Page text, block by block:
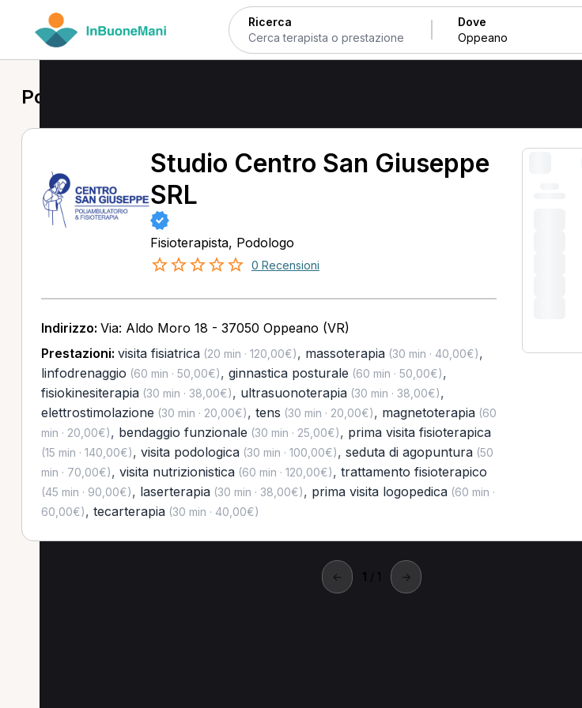
Ricerca Dove
Podologo a Oppeano
Studio Centro San Giuseppe
SRL
Fisioterapista, Podologo
0 Recensioni
Indirizzo: Via: Aldo Moro 18 - 37050 Oppeano (VR)
Prestazioni: visita fisiatrica(20 min · 120,00€), massoterapia(30 min · 40,00€),
linfodrenaggio (60 min · 50,00€), ginnastica posturale (60 min · 50,00€),
fisiokinesiterapia(30 min · 38,00€), ultrasuonoterapia(30 min · 38,00€),
elettrostimolazione (30 min · 20,00€), tens (30 min · 20,00€), magnetoterapia(60
min · 20,00€), bendaggio funzionale (30 min · 25,00€), prima visita fisioterapica
(15 min · 140,00€), visita podologica(30 min · 100,00€), seduta di agopuntura(50
min · 70,00€), visita nutrizionistica(60 min · 120,00€), trattamento fisioterapico
(45 min · 90,00€), laserterapia(30 min · 38,00€), prima visita logopedica(60 min ·
60,00€), tecarterapia(30 min · 40,00€)
← 1 / 1 →